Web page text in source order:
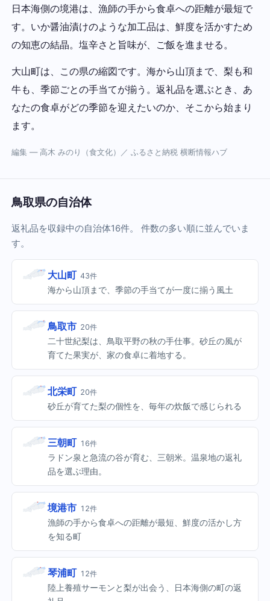
日本海側の境港は、漁師の手から食卓への距離が最短で
す。いか醤油漬けのような加工品は、鮮度を活かすため
の知恵の結晶。塩辛さと旨味が、ご飯を進ませる。
大山町は、この県の縮図です。海から山頂まで、梨も和
牛も、季節ごとの手当てが揃う。返礼品を選ぶとき、あ
なたの食卓がどの季節を迎えたいのか、そこから始まり
ます。
編集 — 高木 みのり（食文化）／ ふるさと納税 横断情報ハブ
鳥取県の自治体
返礼品を収録中の自治体16件。 件数の多い順に並んでいま
す。
大山町 43件
海から山頂まで、季節の手当てが一度に揃う風土
鳥取市 20件
二十世紀梨は、鳥取平野の秋の手仕事。砂丘の風が
育てた果実が、家の食卓に着地する。
北栄町 20件
砂丘が育てた梨の個性を、毎年の炊飯で感じられる
三朝町 16件
ラドン泉と急流の谷が育む、三朝米。温泉地の返礼
品を選ぶ理由。
境港市 12件
漁師の手から食卓への距離が最短、鮮度の活かし方
を知る町
琴浦町 12件
陸上養殖サーモンと梨が出会う、日本海側の町の返